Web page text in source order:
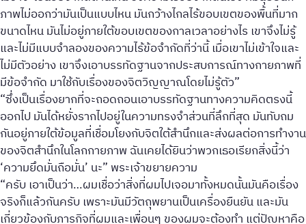
ภาพไม่ออกว่ามันเป็นแบบไหน มันกว้างไกลไร้ขอบเขตของพื้นที่มาก
ขนาดไหน มันไม่อยู่ภายใต้ขอบเขตของกาลเวลาอย่างไร เขาจึงไม่รู้
และไม่มีแบบจำลองของความไร้ข้อจำกัดที่ว่านี้ เมื่อเขาไม่เข้าใจและ
ไม่มีตัวอย่าง เขาจึงเอาบรรทัดฐานจากประสบการณ์ทางกายภาพที่
มีข้อจำกัด มาใช้กับเรื่องของจิตวิญญาณโดยไม่รู้ตัว”
“ซึ่งเป็นเรื่องยากที่จะถอดถอนเอาบรรทัดฐานทางความคิดตรงนี้
ออกไป มันได้หยั่งรากไปอยู่ในความทรงจำส่วนที่ลึกที่สุด มันทับถม
กันอยู่ภายใต้ข้อมูลที่เชื่อมโยงกับจิตใต้สำนึกและส่งผลต่อการทำงาน
ของจิตสำนึกในโลกกายภาพ ฉันเคยได้ยินว่าพวกเธอเรียกสิ่งนี้ว่า
‘ความยึดมั่นถือมั่น’ นะ” พระเจ้าขยายความ
“ครับ เอาเป็นว่า…ผมเชื่อว่าสิ่งที่ผมไปเจอมาทั้งหมดนั้นมันคือเรื่อง
จริงก็แล้วกันครับ เพราะมันมีวัตถุพยานเป็นเครื่องยืนยัน และมัน
เกี่ยวข้องกับภารกิจที่ผมและเพื่อนๆ ของผมจะต้องทำ แต่ปัญหาคือ